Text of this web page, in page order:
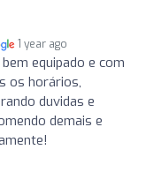
1 year ago
equipado e com
os horários,
duvidas e
demais e